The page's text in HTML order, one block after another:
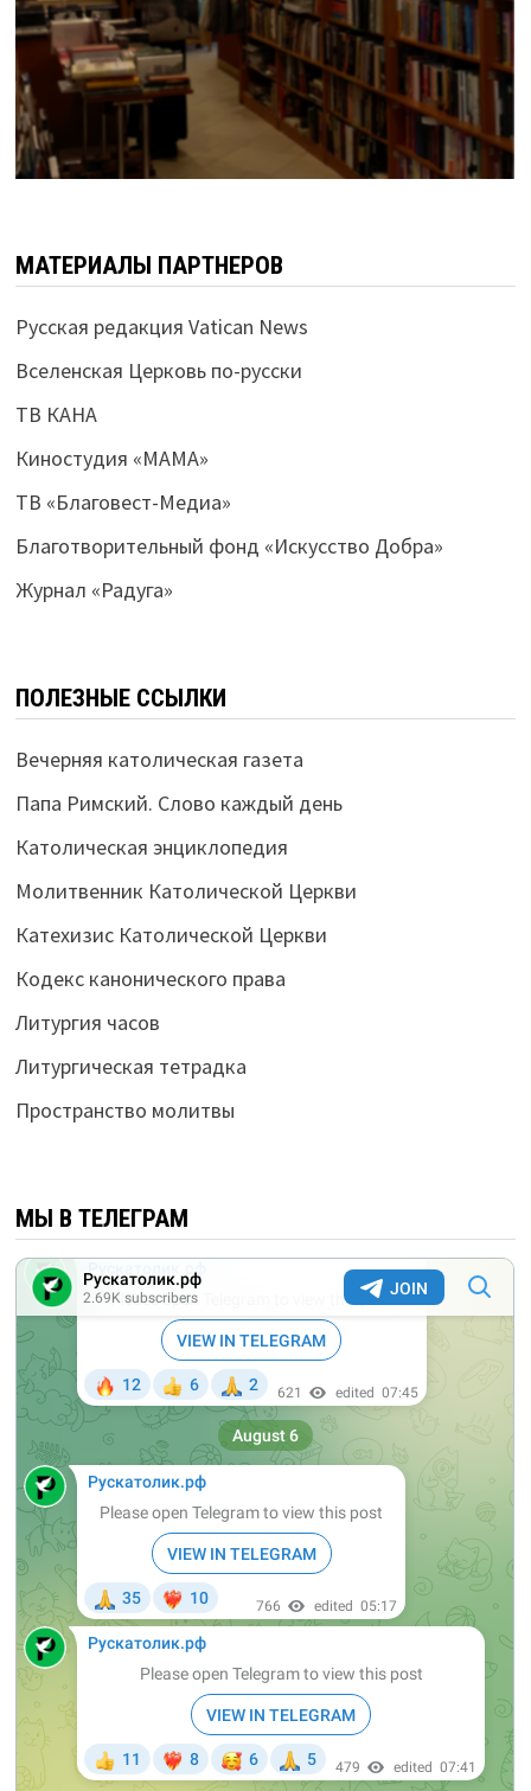
МАТЕРИАЛЫ ПАРТНЕРОВ
Русская редакция Vatican News
Вселенская Церковь по-русски
ТВ КАНА
Киностудия «МАМА»
ТВ «Благовест-Медиа»
Благотворительный фонд «Искусство Добра»
Журнал «Радуга»
ПОЛЕЗНЫЕ ССЫЛКИ
Вечерняя католическая газета
Папа Римский. Слово каждый день
Католическая энциклопедия
Молитвенник Католической Церкви
Катехизис Католической Церкви
Кодекс канонического права
Литургия часов
Литургическая тетрадка
Пространство молитвы
МЫ В ТЕЛЕГРАМ